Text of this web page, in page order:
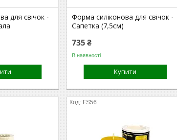
для свічок -
Форма силіконова для свічок -
Сапетка (7,5см)
735 ₴
В наявності
Купити
FS56